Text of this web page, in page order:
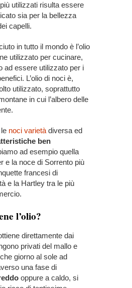
utilizzati risulta essere
sia per la bellezza
capelli.
in tutto il mondo è l’olio
utilizzato per cucinare,
ad essere utilizzato per i
L’olio di noci è,
utilizzato, soprattutto
in cui l’albero delle
noci varietà diversa ed
ben
ad esempio quella
e la noce di Sorrento più
francesi di
e la Hartley tra le più
l’olio?
direttamente dai
privati del mallo e
giorno al sole ad
una fase di
oppure a caldo, si